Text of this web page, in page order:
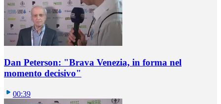
Dan Peterson: "Brava Venezia, in forma nel
momento decisivo"
00:39